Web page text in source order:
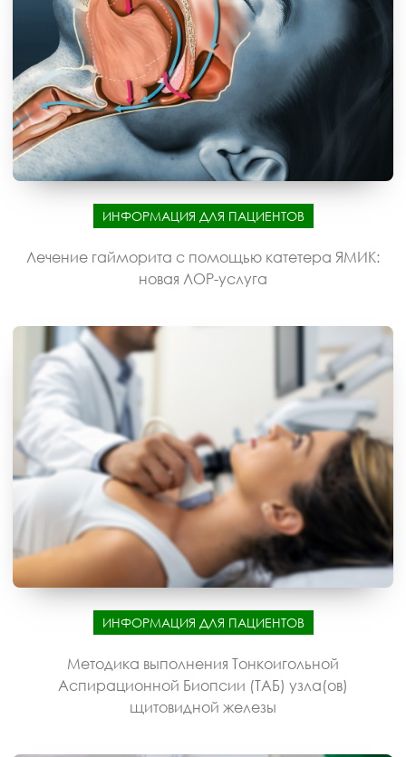
ИНФОРМАЦИЯ ДЛЯ ПАЦИЕНТОВ
Лечение гайморита с помощью катетера ЯМИК:
новая ЛОР-услуга
ИНФОРМАЦИЯ ДЛЯ ПАЦИЕНТОВ
Методика выполнения Тонкоигольной
Аспирационной Биопсии (ТАБ) узла(ов)
щитовидной железы